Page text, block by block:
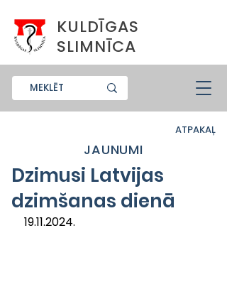
KULDĪGAS
SLIMNĪCA
ATPAKAĻ
JAUNUMI
Dzimusi Latvijas
dzimšanas dienā
19.11.2024.